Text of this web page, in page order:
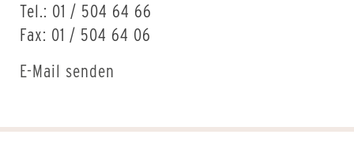
Tel.: 01 / 504 64 66
Fax: 01 / 504 64 06
E-Mail senden